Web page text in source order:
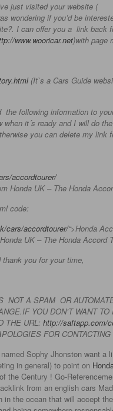
just visited your website (
wondering if you’d be
I can offer you a link back
www.wooricar.net)with page
(It`s a Cars Guide
the following information to
it´s ready and I will do
you can delete my link
accordtourer/
Honda UK – The Honda
code:
cars/accordtourer/“>Honda
UK – The Honda Accord
you for your time,
A SPAM OR
YOU DON’T WANT
THE URL: http://saftapp.com/
FOR CONTACTING
Sophy Jhonston want a
in general) to point on
the Century ! Go-
from an english cars
in the ocean that will accept